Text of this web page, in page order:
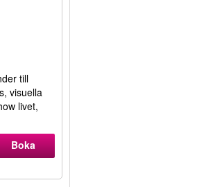
till
visuella
livet,
Boka